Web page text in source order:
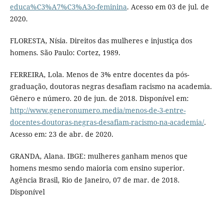
educa%C3%A7%C3%A3o-feminina. Acesso em 03 de jul. de
2020.
FLORESTA, Nísia. Direitos das mulheres e injustiça dos
homens. São Paulo: Cortez, 1989.
FERREIRA, Lola. Menos de 3% entre docentes da pós-
graduação, doutoras negras desafiam racismo na academia.
Gênero e número. 20 de jun. de 2018. Disponível em:
http://www.generonumero.media/menos-de-3-entre-
docentes-doutoras-negras-desafiam-racismo-na-academia/.
Acesso em: 23 de abr. de 2020.
GRANDA, Alana. IBGE: mulheres ganham menos que
homens mesmo sendo maioria com ensino superior.
Agência Brasil, Rio de Janeiro, 07 de mar. de 2018.
Disponível